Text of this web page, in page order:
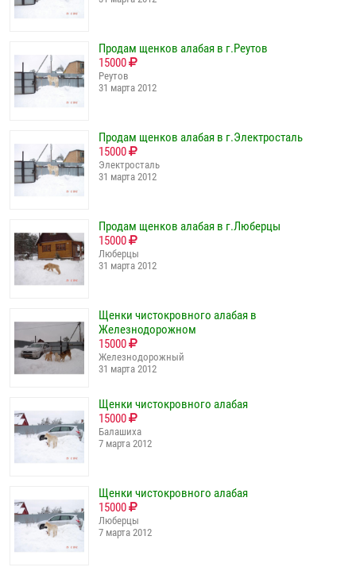
Продам щенков алабая в г.Реутов
15000
Реутов
31 марта 2012
Продам щенков алабая в г.Электросталь
15000
Электросталь
31 марта 2012
Продам щенков алабая в г.Люберцы
15000
Люберцы
31 марта 2012
Щенки чистокровного алабая в
Железнодорожном
15000
Железнодорожный
31 марта 2012
Щенки чистокровного алабая
15000
Балашиха
7 марта 2012
Щенки чистокровного алабая
15000
Люберцы
7 марта 2012